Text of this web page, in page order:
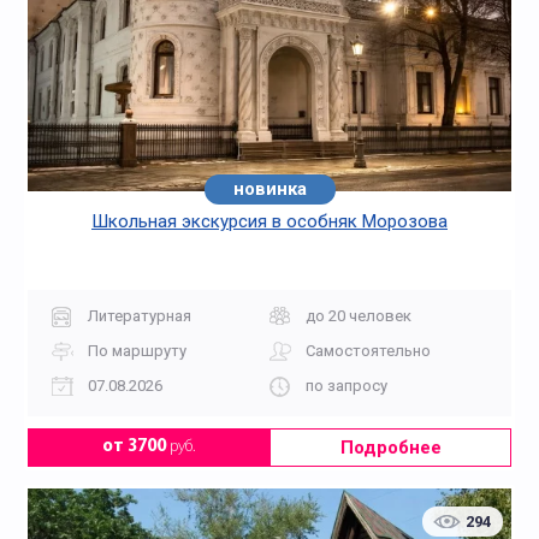
новинка
Школьная экскурсия в особняк Морозова
Литературная
до 20 человек
По маршруту
Самостоятельно
07.08.2026
по запросу
от 3700руб. Подробнее
294